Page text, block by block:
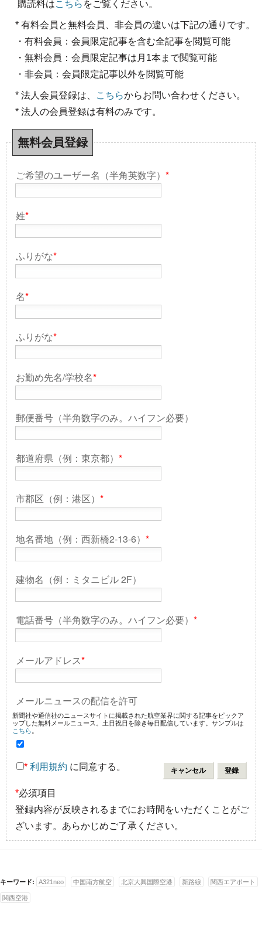
購読料はこちら をご覧ください。
* 有料会員と無料会員、非会員の違いは下記の通りです。
・有料会員：会員限定記事を含む全記事を閲覧可能
・無料会員：会員限定記事は月1本まで閲覧可能
・非会員：会員限定記事以外を閲覧可能
* 法人会員登録は、 こちらからお問い合わせください。
* 法人の会員登録は有料のみです。
無料会員登録
ご希望のユーザー名（半角英数字） *
姓*
ふりがな*
名*
ふりがな*
お勤め先名/学校名*
郵便番号（半角数字のみ。ハイフン必要）
都道府県（例：東京都） *
市郡区（例：港区） *
地名番地（例：西新橋2-13-6） *
建物名（例：ミタニビル 2F）
電話番号（半角数字のみ。ハイフン必要） *
メールアドレス*
メールニュースの配信を許可
新聞社や通信社のニュースサイトに掲載された航空業界に関する記事をピックア
ップした無料メールニュース。土日祝日を除き毎日配信しています。サンプルは
こちら
* 利用規約 に同意する。
*必須項目
登録内容が反映されるまでにお時間をいただくことがご
ざいます。あらかじめご了承ください。
キーワード: A321neo 中国南方航空 北京大興国際空港 新路線 関西エアポート
関西空港